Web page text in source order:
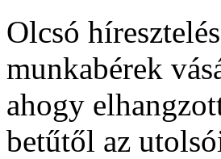
Olcsó
munkabérek
ahogy
betűtől az